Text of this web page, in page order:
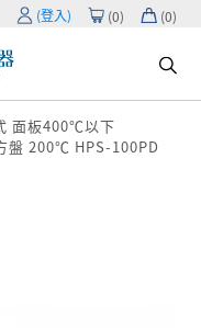
(登入) (0) (0)
面板400℃以下
盤 200℃ HPS-100PD